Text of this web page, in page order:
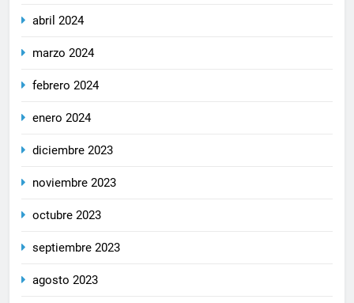
abril 2024
marzo 2024
febrero 2024
enero 2024
diciembre 2023
noviembre 2023
octubre 2023
septiembre 2023
agosto 2023